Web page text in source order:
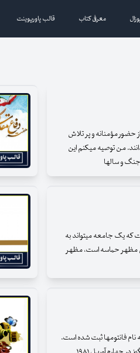
معرفی کتاب قالب پاورپوینت
مؤمنانه و پر تلاش
من توصیه میکنم این
جنگ و سالها
که یک جامعه میتواند به
مظهر حماسه است، مظهر
که به نام فانتومها ثبت شده است.